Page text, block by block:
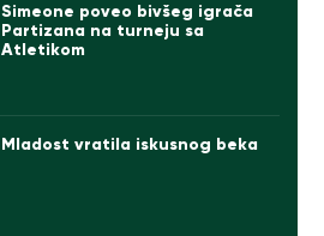
Simeone poveo bivšeg igrača
Partizana na turneju sa
Atletikom
Mladost vratila iskusnog beka